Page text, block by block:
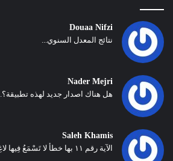
Douaa Nifzi
نتائج المعدل السنوي...
Nader Mejri
هل هناك اصدار جديد لهذه تطبيقة؟...
Saleh Khamis
الآية رقم ١١ بها خطأ لا تَسْمَعُ فِيها لاغِيَةً لقد ضمت التا...